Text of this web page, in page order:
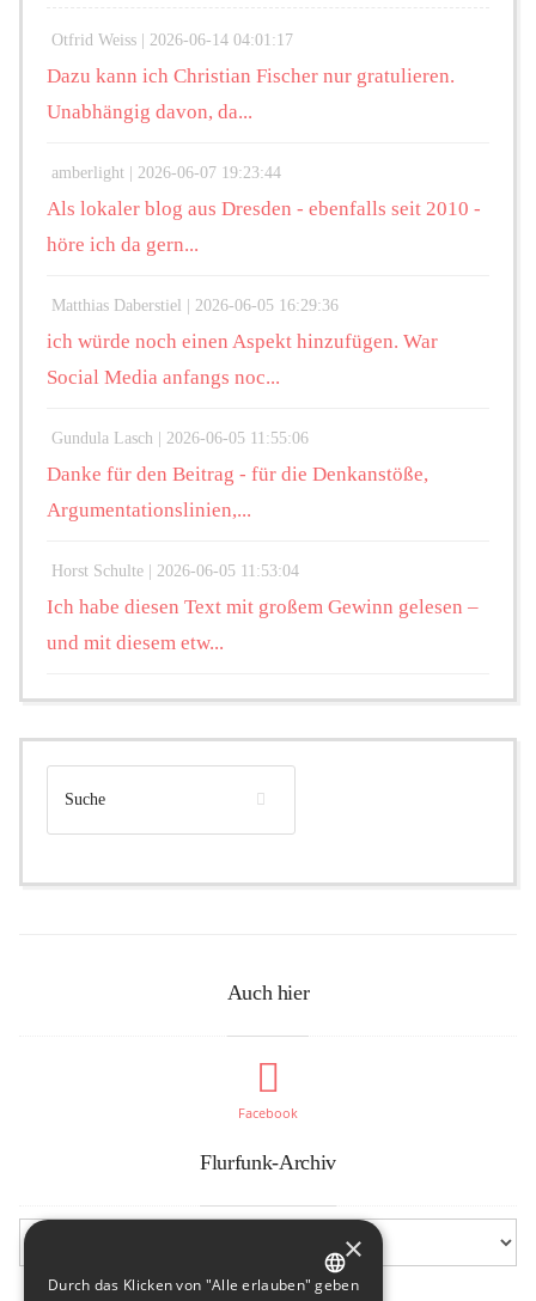
Otfrid Weiss | 2026-06-14 04:01:17
Dazu kann ich Christian Fischer nur gratulieren.
Unabhängig davon, da...
amberlight | 2026-06-07 19:23:44
Als lokaler blog aus Dresden - ebenfalls seit 2010 -
höre ich da gern...
Matthias Daberstiel | 2026-06-05 16:29:36
ich würde noch einen Aspekt hinzufügen. War
Social Media anfangs noc...
Gundula Lasch | 2026-06-05 11:55:06
Danke für den Beitrag - für die Denkanstöße,
Argumentationslinien,...
Horst Schulte | 2026-06-05 11:53:04
Ich habe diesen Text mit großem Gewinn gelesen –
und mit diesem etw...
Auch hier
Facebook
Flurfunk-Archiv
×
Durch das Klicken von "Alle erlauben" geben